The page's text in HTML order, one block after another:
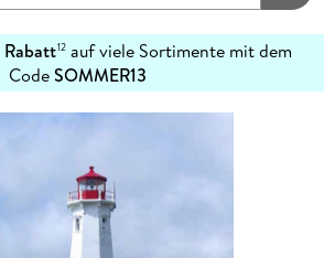
Rabatt12auf viele Sortimente mit dem
CodeSOMMER13